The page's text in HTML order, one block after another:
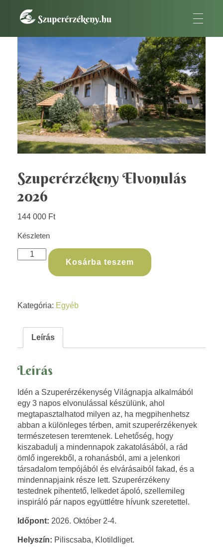
Szuperérzékeny Elvonulás
2026
144 000 Ft
Készleten
Kosárba teszem
Kategória: Egyéb
Leírás
Leírás
Idén a Szuperérzékenység Világnapja alkalmából
egy 3 napos elvonulással készülünk, ahol
megtapasztalhatod milyen az, ha megpihenhetsz
abban a különleges térben, amit szuperérzékenyek
természetesen teremtenek. Lehetőség, hogy
kiszabadulj a mindennapok zakatolásából, a rád
ömlő ingerekből, a rohanásból, ami a jelenkori
társadalom tempójából és elvárásaiból fakad, és a
mindennapjaink része lett. Szuperérzékeny
testednek pihentető, lelkedet ápoló, szellemileg
inspiráló pár napos együttlétre hívunk szeretettel.
Időpont: 2026. Október 2-4.
Helyszín: Piliscsaba, Klotildliget.